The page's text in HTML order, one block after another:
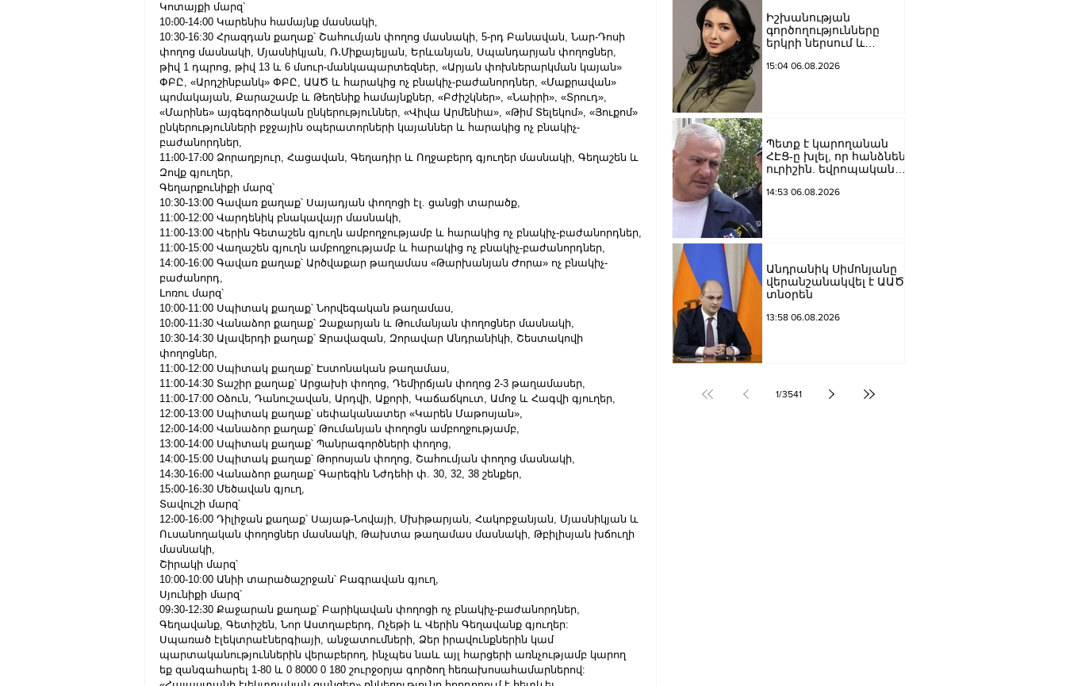
Կոտայքի մարզ՝
10։00-14։00 Կարենիս համայնք մասնակի,
10:30-16:30 Հրազդան քաղաք՝ Շահումյան փողոց մասնակի, 5-րդ Բանավան, Նար-Դոսի
փողոց մասնակի, Մյասնիկյան, Ռ․Միքայելյան, Երևանյան, Սպանդարյան փողոցներ,
թիվ 1 դպրոց, թիվ 13 և 6 մսուր-մանկապարտեզներ, «Արյան փոխներարկման կայան»
ՓԲԸ, «Արդշինբանկ» ՓԲԸ, ԱԱԾ և հարակից ոչ բնակիչ-բաժանորդներ, «Մաքրավան»
պոմակայան, Քարաշամբ և Թեղենիք համայնքներ, «Բժիշկներ», «Նաիրի», «Տրուդ»,
«Մարինե» այգեգործական ընկերություններ, «Վիվա Արմենիա», «Թիմ Տելեկոմ», «Յուքոմ»
ընկերությունների բջջային օպերատորների կայաններ և հարակից ոչ բնակիչ-
բաժանորդներ,
11։00-17։00 Ձորաղբյուր, Հացավան, Գեղադիր և Ողջաբերդ գյուղեր մասնակի, Գեղաշեն և
Զովք գյուղեր,
Գեղարքունիքի մարզ՝
10:30-13:00 Գավառ քաղաք՝ Սայադյան փողոցի էլ. ցանցի տարածք,
11:00-12:00 Վարդենիկ բնակավայր մասնակի,
11:00-13:00 Վերին Գետաշեն գյուղն ամբողջությամբ և հարակից ոչ բնակիչ-բաժանորդներ,
11:00-15:00 Վաղաշեն գյուղն ամբողջությամբ և հարակից ոչ բնակիչ-բաժանորդներ,
14:00-16:00 Գավառ քաղաք՝ Արծվաքար թաղամաս «Թարխանյան Ժորա» ոչ բնակիչ-
բաժանորդ,
Լոռու մարզ՝
10:00-11:00 Սպիտակ քաղաք՝ Նորվեգական թաղամաս,
10։00-11։30 Վանաձոր քաղաք՝ Զաքարյան և Թումանյան փողոցներ մասնակի,
10:30-14:30 Ալավերդի քաղաք՝ Ջրավազան, Զորավար Անդրանիկի, Շեստակովի
փողոցներ,
11:00-12:00 Սպիտակ քաղաք՝ Էստոնական թաղամաս,
11:00-14:30 Տաշիր քաղաք՝ Արցախի փողոց, Դեմիրճյան փողոց 2-3 թաղամասեր,
11:00-17:00 Օձուն, Դանուշավան, Արդվի, Աքորի, Կաճաճկուտ, Ամոջ և Հագվի գյուղեր,
12:00-13:00 Սպիտակ քաղաք՝ սեփականատեր «Կարեն Մաթոսյան»,
12։00-14։00 Վանաձոր քաղաք՝ Թումանյան փողոցն ամբողջությամբ,
13:00-14:00 Սպիտակ քաղաք՝ Պանրագործների փողոց,
14:00-15:00 Սպիտակ քաղաք՝ Թորոսյան փողոց, Շահումյան փողոց մասնակի,
14։30-16։00 Վանաձոր քաղաք՝ Գարեգին Նժդեհի փ. 30, 32, 38 շենքեր,
15։00-16։30 Մեծավան գյուղ,
Տավուշի մարզ՝
12։00-16։00 Դիլիջան քաղաք՝ Սայաթ-Նովայի, Մխիթարյան, Հակոբջանյան, Մյասնիկյան և
Ուսանողական փողոցներ մասնակի, Թախտա թաղամաս մասնակի, Թբիլիսյան խճուղի
մասնակի,
Շիրակի մարզ՝
10:00-10:00 Անիի տարածաշրջան՝ Բագրավան գյուղ,
Սյունիքի մարզ՝
09։30-12։30 Քաջարան քաղաք՝ Բարիկավան փողոցի ոչ բնակիչ-բաժանորդներ,
Գեղավանք, Գետիշեն, Նոր Աստղաբերդ, Ոչեթի և Վերին Գեղավանք գյուղեր:
Սպառած էլեկտրաէներգիայի, անջատումների, Ձեր իրավունքներին կամ
պարտականություններին վերաբերող, ինչպես նաև այլ հարցերի առնչությամբ կարող
եք զանգահարել 1-80 և 0 8000 0 180 շուրջօրյա գործող հեռախոսահամարներով:
փակ է լինելու
Իշխանության
գործողությունները
երկրի ներսում և
դրանց
պետականության,
ազգային արժեքների և
արդարու
15:04 06.08.2026
Պետք է կարողանան
ՀԷՑ-ը խլել, որ հանձնեն
ուրիշին. եվրոպական
քայլ գնում ենք առաջ.
14:53 06.08.2026
Անդրանիկ Սիմոնյանը
վերանշանակվել է ԱԱԾ
տնօրեն
13:58 06.08.2026
1/3541